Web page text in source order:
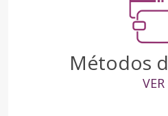
Métodos
VER